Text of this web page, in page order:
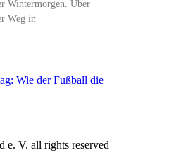
Wintermorgen. Über
Weg in
Wie der Fußball die
e. V. all rights reserved